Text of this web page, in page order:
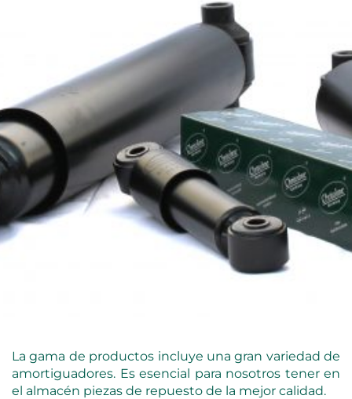
La gama de productos incluye una gran variedad de
amortiguadores. Es esencial para nosotros tener en
el almacén piezas de repuesto de la mejor calidad.